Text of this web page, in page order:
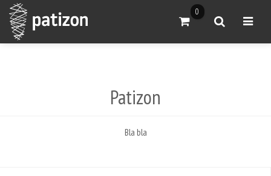
Přejít do košíku
0
VyhledatOtevřít
Patizon
Bla bla